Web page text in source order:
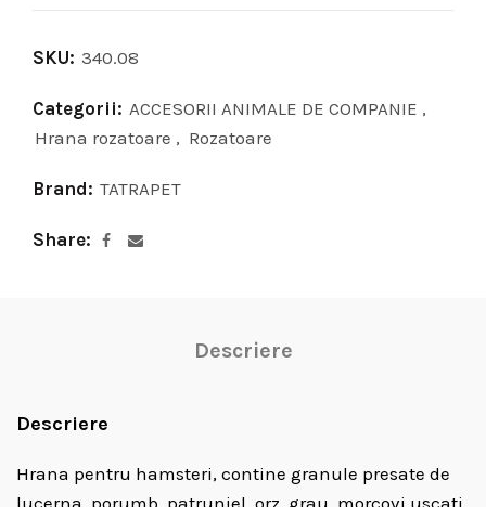
SKU: 340.08
Categorii: ACCESORII ANIMALE DE COMPANIE ,
Hrana rozatoare , Rozatoare
Brand: TATRAPET
Share
Descriere
Descriere
Hrana pentru hamsteri, contine granule presate de
lucerna, porumb, patrunjel, orz, grau, morcovi uscati,